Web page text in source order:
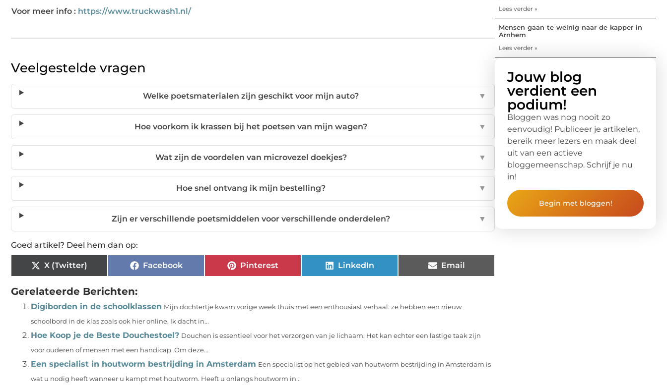
Voor meer info : https://www.truckwash1.nl/
Veelgestelde vragen
Welke poetsmaterialen zijn geschikt voor mijn auto? ▼
Hoe voorkom ik krassen bij het poetsen van mijn wagen? ▼
Wat zijn de voordelen van microvezel doekjes? ▼
Hoe snel ontvang ik mijn bestelling? ▼
Zijn er verschillende poetsmiddelen voor verschillende onderdelen? ▼
Goed artikel? Deel hem dan op:
X (Twitter) Facebook Pinterest LinkedIn Email
Gerelateerde Berichten:
Digiborden in de schoolklassen Mijn dochtertje kwam vorige week thuis met een enthousiast verhaal: ze hebben een nieuw
schoolbord in de klas zoals ook hier online. Ik dacht in...
Hoe Koop je de Beste Douchestoel? Douchen is essentieel voor het verzorgen van je lichaam. Het kan echter een lastige taak zijn
voor ouderen of mensen met een handicap. Om deze...
Een specialist in houtworm bestrijding in Amsterdam Een specialist op het gebied van houtworm bestrijding in Amsterdam is
wat u nodig heeft wanneer u kampt met houtworm. Heeft u onlangs houtworm in...
Lees verder »
Mensen gaan te weinig naar de kapper in
Arnhem
Lees verder »
Jouw blog
verdient een
podium!
Bloggen was nog nooit zo
eenvoudig! Publiceer je artikelen,
bereik meer lezers en maak deel
uit van een actieve
bloggemeenschap. Schrijf je nu
in!
Begin met bloggen!